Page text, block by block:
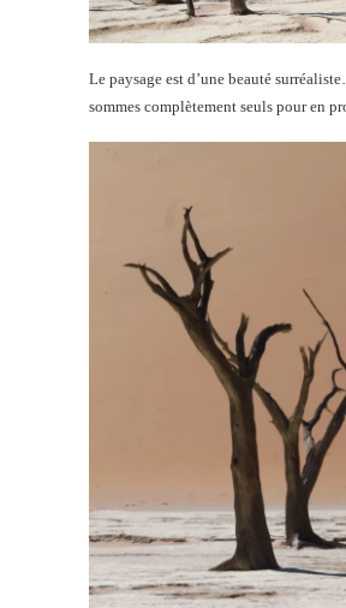
Le paysage est d’une beauté
sommes complètement seuls pour en